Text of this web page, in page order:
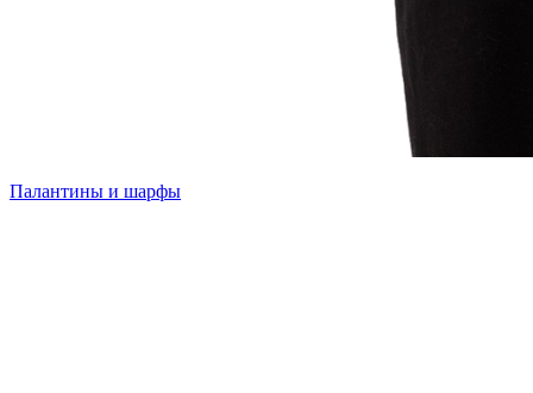
Палантины и шарфы